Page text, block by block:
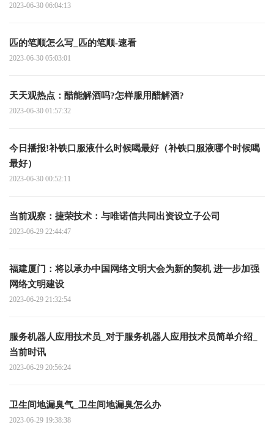
2023-06-30 06:04:13
匹的笔顺怎么写_匹的笔顺-速看
2023-06-30 05:03:01
天天观热点：醋能解酒吗?怎样服用醋解酒?
2023-06-30 01:57:32
今日播报!补铁口服液什么时候喝最好（补铁口服液哪个时候喝
最好）
2023-06-30 00:52:11
当前观察：捷荣技术：与唯诺信共同出资设立子公司
2023-06-29 22:44:47
福建厦门：将以承办中国网络文明大会为新的契机 进一步加强
网络文明建设
2023-06-29 21:32:54
服务机器人应用技术员_对于服务机器人应用技术员简单介绍_
当前时讯
2023-06-29 20:56:24
卫生间地漏臭气_卫生间地漏臭怎么办
2023-06-29 19:38:38